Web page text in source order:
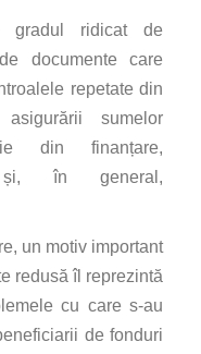
gradul ridicat de
documente care
repetate din
sumelor
din finanțare,
și, în general,
un motiv important
redusă îl reprezintă
cu care s-au
de fonduri